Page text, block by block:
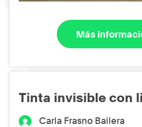
Más
Tinta invisible con
Carla Frasno Bailera